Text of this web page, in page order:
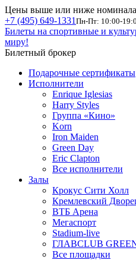
Цены выше или ниже номинала
+7 (495) 649-1331 Пн-Пт: 10:00-
Билеты на спортивные и
миру!
Билетный брокер
Подарочные сертификаты
Исполнители
Enrique Iglesias
Harry Styles
Группа «Кино»
Korn
Iron Maiden
Green Day
Eric Clapton
Все исполнители
Залы
Крокус Сити Холл
Кремлевский
ВТБ Арена
Мегаспорт
Stadium-live
ГЛАВCLUB
Все площадки